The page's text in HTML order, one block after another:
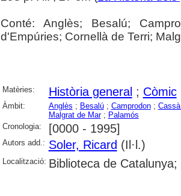
Conté: Anglès; Besalú;
d'Empúries; Cornellà de Terri;
Matèries: Història general ; Còmic
Àmbit: Anglès ; Besalú; Camprodon;
Malgrat de Mar; Palamós
Cronologia:
[0000 - 1995]
Autors add.: Soler, Ricard (Il·l.)
Localització: Biblioteca de